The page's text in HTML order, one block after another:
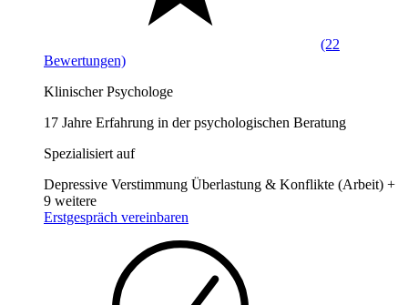
(22
Bewertungen)
Klinischer Psychologe
17 Jahre Erfahrung in der psychologischen Beratung
Spezialisiert auf
Depressive Verstimmung Überlastung & Konflikte (Arbeit) +
9 weitere
Erstgespräch vereinbaren